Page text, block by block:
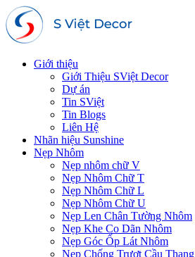
Giới thiệu
Giới Thiệu SViệt Decor
Dự án
Tin SViệt
Tin Blogs
Liên Hệ
Nhãn hiệu Sunshine
Nẹp Nhôm
Nẹp nhôm chữ V
Nẹp Nhôm Chữ T
Nẹp Nhôm Chữ L
Nẹp Nhôm Chữ U
Nẹp Len Chân Tường Nhôm
Nẹp Khe Co Dãn Nhôm
Nẹp Góc Ốp Lát Nhôm
Nẹp Chống Trượt Cầu Thang